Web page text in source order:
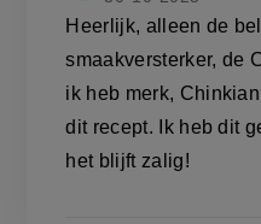
Heerlijk, alleen de
smaakversterker, de
ik heb merk,
dit recept. Ik heb dit
het blijft zalig!